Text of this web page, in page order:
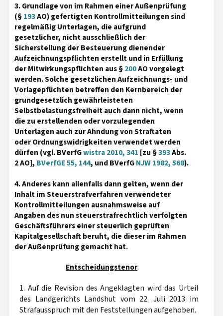
3. Grundlage von im Rahmen einer Außenprüfung
(§193AO) gefertigten Kontrollmitteilungen sind
regelmäßig Unterlagen, die aufgrund
gesetzlicher, nicht ausschließlich der
Sicherstellung der Besteuerung dienender
Aufzeichnungspflichten erstellt und in Erfüllung
der Mitwirkungspflichten aus §200AO vorgelegt
werden. Solche gesetzlichen Aufzeichnungs- und
Vorlagepflichten betreffen den Kernbereich der
grundgesetzlich gewährleisteten
Selbstbelastungsfreiheit auch dann nicht, wenn
die zu erstellenden oder vorzulegenden
Unterlagen auch zur Ahndung von Straftaten
oder Ordnungswidrigkeiten verwendet werden
dürfen (vgl. BVerfGwistra 2010, 341 [zu §393Abs.
2 AO], BVerfGE 55, 144, und BVerfGNJW 1982, 568).
4. Anderes kann allenfalls dann gelten, wenn der
Inhalt im Steuerstrafverfahren verwendeter
Kontrollmitteilungen ausnahmsweise auf
Angaben des nun steuerstrafrechtlich verfolgten
Geschäftsführers einer steuerlich geprüften
Kapitalgesellschaft beruht, die dieser im Rahmen
der Außenprüfung gemacht hat.
Entscheidungstenor
1. Auf die Revision des Angeklagten wird das Urteil
des Landgerichts Landshut vom 22. Juli 2013 im
Strafausspruch mit den Feststellungen aufgehoben.